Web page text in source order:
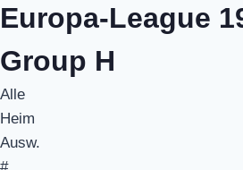
Europa-League
Group H
Alle
Heim
Ausw.
#